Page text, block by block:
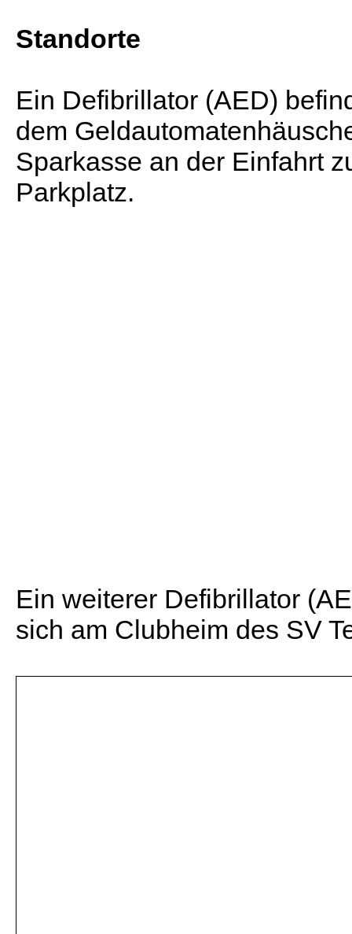
Standorte
Ein Defibrillator (AED)
dem
Sparkasse an der Einfahrt
Parkplatz.
Ein weiterer Defibrillator
sich am Clubheim des SV